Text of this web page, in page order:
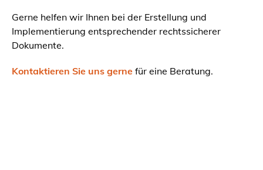
Gerne helfen wir Ihnen bei der Erstellung und
Implementierung entsprechender rechtssicherer
Dokumente.
Kontaktieren Sie uns gerne für eine Beratung.